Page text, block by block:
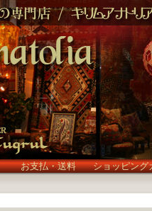
お支払・送料
ショッピング